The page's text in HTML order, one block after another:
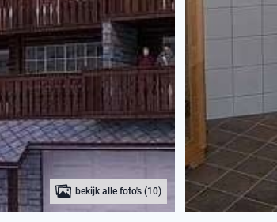
bekijk alle foto's (10)